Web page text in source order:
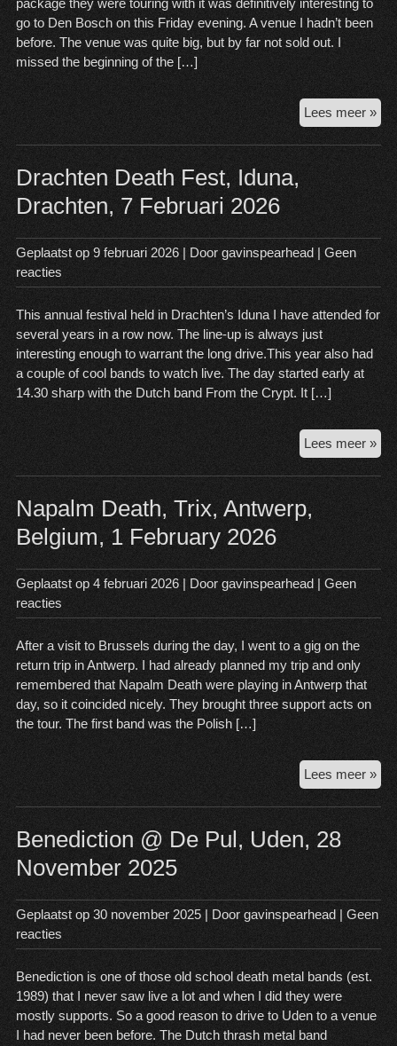
package they were touring with it was definitively interesting to
go to Den Bosch on this Friday evening. A venue I hadn’t been
before. The venue was quite big, but by far not sold out. I
missed the beginning of the […]
Lees meer »
@
Drachten Death Fest, Iduna,
Drachten, 7 Februari 2026
Geplaatst op 9 februari 2026| Door gavinspearhead
Geen
reacties
This annual festival held in Drachten’s Iduna I have attended for
several years in a row now. The line-up is always just
interesting enough to warrant the long drive.This year also had
a couple of cool bands to watch live. The day started early at
14.30 sharp with the Dutch band From the Crypt. It […]
Lees meer »
Napalm Death, Trix, Antwerp,
Belgium, 1 February 2026
Geplaatst op 4 februari 2026| Door gavinspearhead
Geen
reacties
After a visit to Brussels during the day, I went to a gig on the
return trip in Antwerp. I had already planned my trip and only
remembered that Napalm Death were playing in Antwerp that
day, so it coincided nicely. They brought three support acts on
the tour. The first band was the Polish […]
Lees meer »
Benediction @ De Pul, Uden, 28
November 2025
Geplaatst op 30 november 2025| Door gavinspearhead
Geen
reacties
Benediction is one of those old school death metal bands (est.
1989) that I never saw live a lot and when I did they were
mostly supports. So a good reason to drive to Uden to a venue
I had never been before. The Dutch thrash metal band